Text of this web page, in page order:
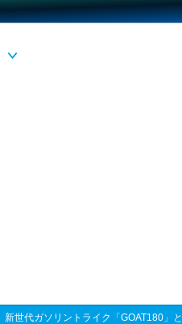
新世代ガソリントライク「GOAT180」